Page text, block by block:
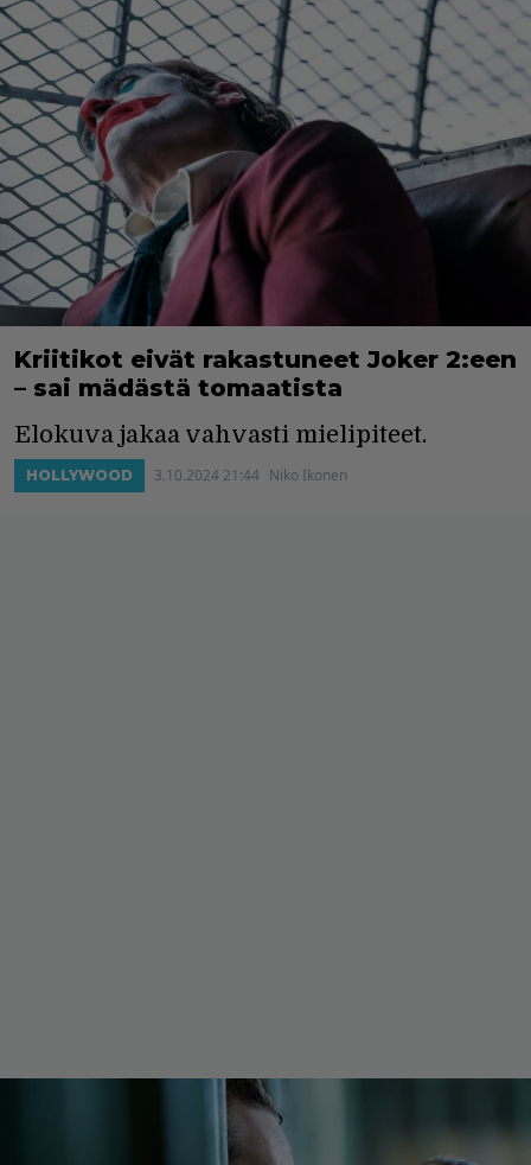
Kriitikot eivät rakastuneet Joker 2:een
– sai mädästä tomaatista
Elokuva jakaa vahvasti mielipiteet.
HOLLYWOOD 3.10.2024 21:44 Niko Ikonen